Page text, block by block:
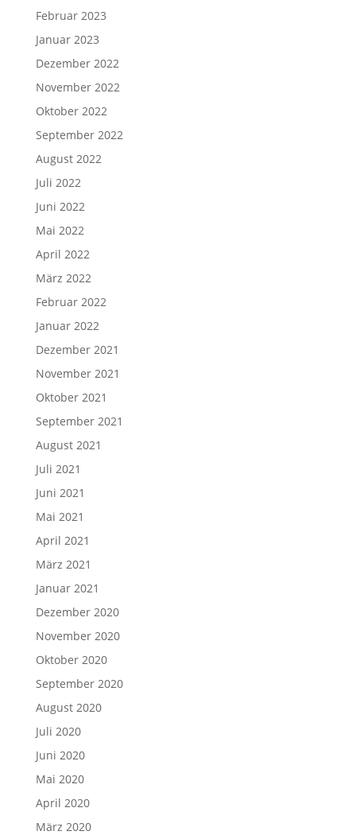
Februar 2023
Januar 2023
Dezember 2022
November 2022
Oktober 2022
September 2022
August 2022
Juli 2022
Juni 2022
Mai 2022
April 2022
März 2022
Februar 2022
Januar 2022
Dezember 2021
November 2021
Oktober 2021
September 2021
August 2021
Juli 2021
Juni 2021
Mai 2021
April 2021
März 2021
Januar 2021
Dezember 2020
November 2020
Oktober 2020
September 2020
August 2020
Juli 2020
Juni 2020
Mai 2020
April 2020
März 2020